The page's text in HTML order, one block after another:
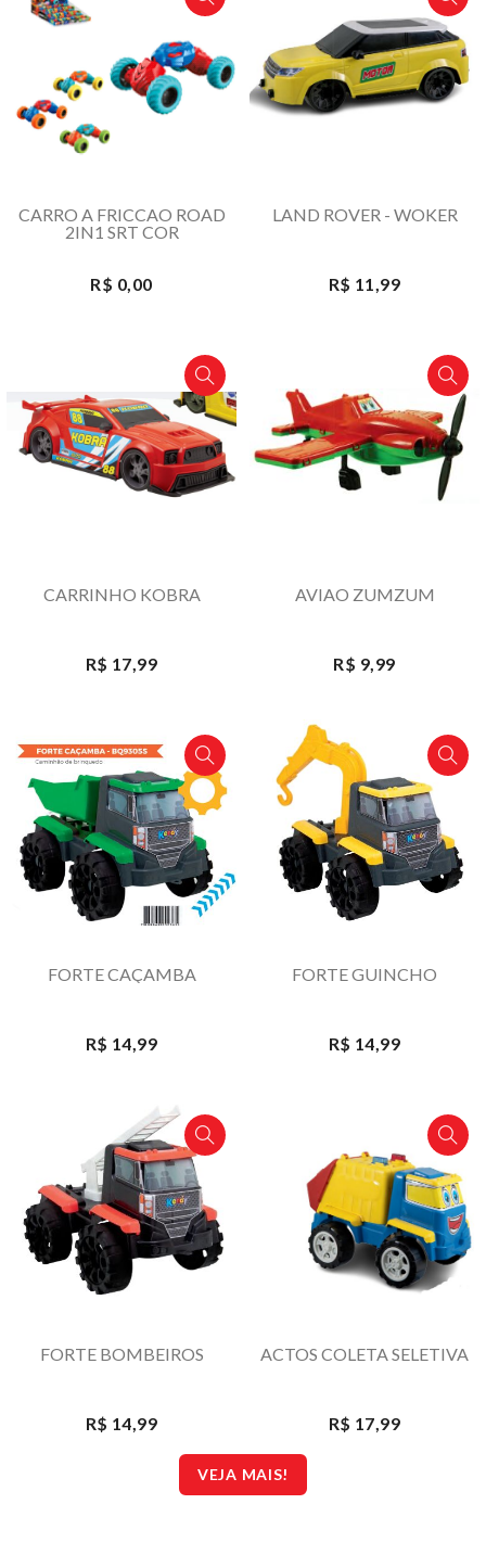
CARRO A FRICCAO ROAD
2IN1 SRT COR
R$ 0,00
LAND ROVER - WOKER
R$ 11,99
CARRINHO KOBRA
R$ 17,99
AVIAO ZUMZUM
R$ 9,99
FORTE CAÇAMBA
R$ 14,99
FORTE GUINCHO
R$ 14,99
FORTE BOMBEIROS
R$ 14,99
ACTOS COLETA SELETIVA
R$ 17,99
VEJA MAIS!